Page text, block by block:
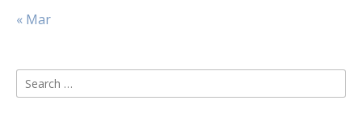
« Mar
Search
for: